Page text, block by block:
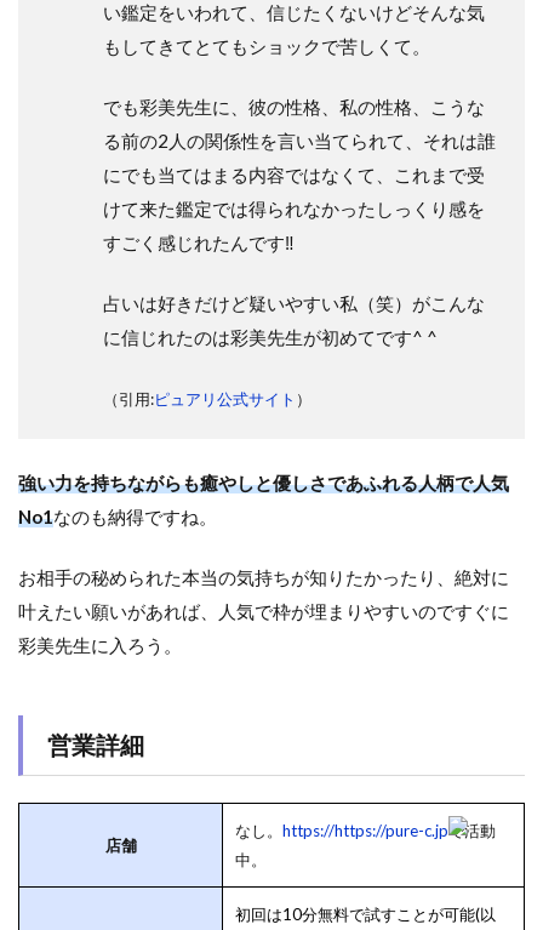
い鑑定をいわれて、信じたくないけどそんな気
もしてきてとてもショックで苦しくて。
でも彩美先生に、彼の性格、私の性格、こうな
る前の2人の関係性を言い当てられて、それは誰
にでも当てはまる内容ではなくて、これまで受
けて来た鑑定では得られなかったしっくり感を
すごく感じれたんです‼︎
占いは好きだけど疑いやすい私（笑）がこんな
に信じれたのは彩美先生が初めてです^ ^
（引用:ピュアリ公式サイト ）
強い力を持ちながらも癒やしと優しさであふれる人柄で人気
No1なのも納得ですね。
お相手の秘められた本当の気持ちが知りたかったり、絶対に
叶えたい願いがあれば、人気で枠が埋まりやすいのですぐに
彩美先生に入ろう。
営業詳細
店舗
なし。 https://https://pure-c.jpで活動
中。
初回は10分無料で試すことが可能(以